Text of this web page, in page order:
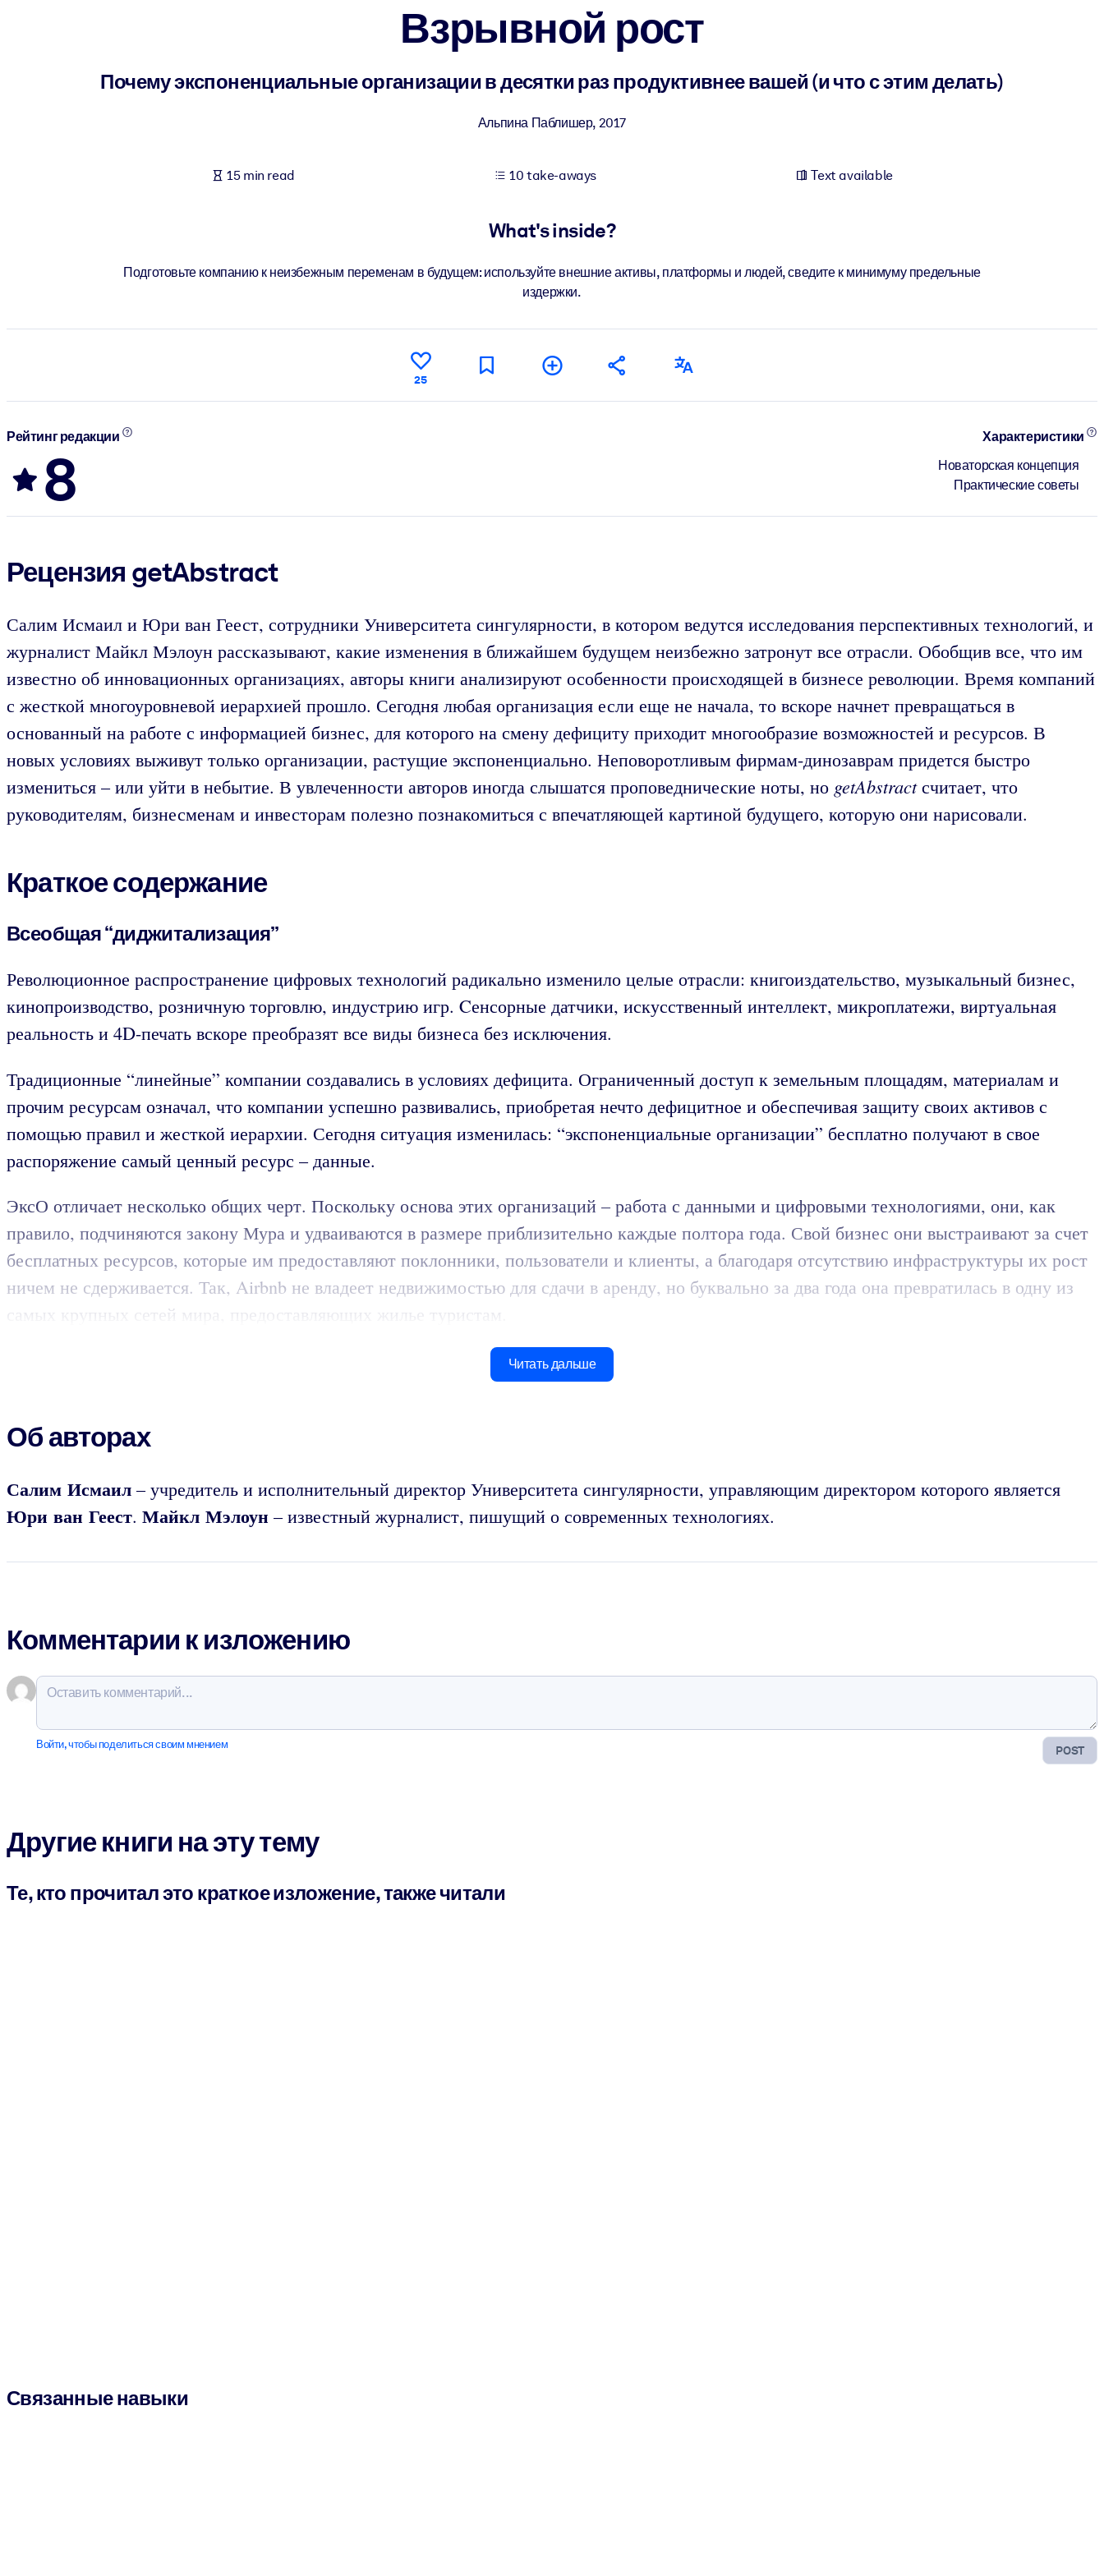
For Corporate Libraries
Fuel your AI systems with reliable, structured knowledge to improve outputs.
Взрывной рост
Почему экспоненциальные организации в десятки раз продуктивнее вашей (и что с этим делать)
Альпина Паблишер, 2017
15 min read 10 take-aways Text available
What's inside?
Подготовьте компанию к неизбежным переменам в будущем: используйте внешние активы, платформы и людей, сведите к минимуму предельные
издержки.
25
Рейтинг редакции
8
Характеристики
Новаторская концепция
Практические советы
Рецензия getAbstract
Салим Исмаил и Юри ван Геест, сотрудники Университета сингулярности, в котором ведутся исследования перспективных технологий, и
журналист Майкл Мэлоун рассказывают, какие изменения в ближайшем будущем неизбежно затронут все отрасли. Обобщив все, что им
известно об инновационных организациях, авторы книги анализируют особенности происходящей в бизнесе революции. Время компаний
с жесткой многоуровневой иерархией прошло. Сегодня любая организация если еще не начала, то вскоре начнет превращаться в
основанный на работе с информацией бизнес, для которого на смену дефициту приходит многообразие возможностей и ресурсов. В
новых условиях выживут только организации, растущие экспоненциально. Неповоротливым фирмам-динозаврам придется быстро
измениться – или уйти в небытие. В увлеченности авторов иногда слышатся проповеднические ноты, но getAbstractсчитает, что
руководителям, бизнесменам и инвесторам полезно познакомиться с впечатляющей картиной будущего, которую они нарисовали.
Краткое содержание
Всеобщая “диджитализация”
Революционное распространение цифровых технологий радикально изменило целые отрасли: книгоиздательство, музыкальный бизнес,
кинопроизводство, розничную торговлю, индустрию игр. Cенсорные датчики, искусственный интеллект, микроплатежи, виртуальная
реальность и 4D-печать вскоре преобразят все виды бизнеса без исключения.
Традиционные “линейные” компании создавались в условиях дефицита. Ограниченный доступ к земельным площадям, материалам и
прочим ресурсам означал, что компании успешно развивались, приобретая нечто дефицитное и обеспечивая защиту своих активов с
помощью правил и жесткой иерархии. Сегодня ситуация изменилась: “экспоненциальные организации” бесплатно получают в свое
распоряжение самый ценный ресурс – данные.
ЭксО отличает несколько общих черт. Поскольку основа этих организаций – работа с данными и цифровыми технологиями, они, как
правило, подчиняются закону Мура и удваиваются в размере приблизительно каждые полтора года. Свой бизнес они выстраивают за счет
бесплатных ресурсов, которые им предоставляют поклонники, пользователи и клиенты, а благодаря отсутствию инфраструктуры их рост
ничем не сдерживается. Так, Airbnb не владеет недвижимостью для сдачи в аренду, но буквально за два года она превратилась в одну из
самых крупных сетей мира, предоставляющих жилье туристам.
Читать дальше
Об авторах
Салим Исмаил – учредитель и исполнительный директор Университета сингулярности, управляющим директором которого является
Юри ван Геест. Майкл Мэлоун – известный журналист, пишущий о современных технологиях.
Комментарии к изложению
POST
Войти, чтобы поделиться своим мнением
Другие книги на эту тему
Те, кто прочитал это краткое изложение, также читали
Связанные навыки